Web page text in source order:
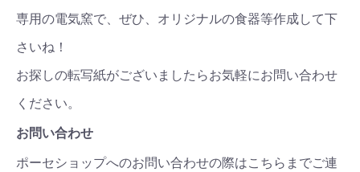
専用の電気窯で、ぜひ、オリジナルの食器等作成して下
さいね！
お探しの転写紙がございましたらお気軽にお問い合わせ
ください。
お問い合わせ
ポーセショップへのお問い合わせの際はこちらまでご連